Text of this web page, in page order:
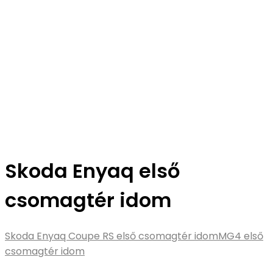
Skoda Enyaq első
csomagtér idom
Skoda Enyaq Coupe RS első csomagtér idomMG4 első
csomagtér idom